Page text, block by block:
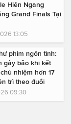
Hiên Ngang
Grand Finals Tại
13:05
phim ngôn tình:
gây bão khi kết
nhiệm hơn 17
trì theo đuổi
09:30